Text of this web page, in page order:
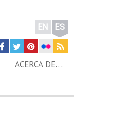
EN ES
ACERCA DE…